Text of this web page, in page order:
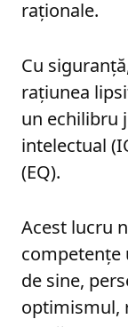
raționale.
Cu
rațiunea
un echilibru
intelectual
(EQ).
Acest lucru
competențe
de sine,
optimismul,